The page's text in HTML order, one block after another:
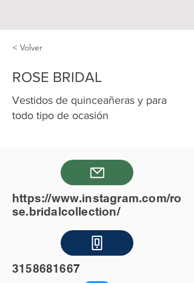
< Volver
ROSE BRIDAL
Vestidos de quinceañeras y para
todo tipo de ocasión
https://www.instagram.com/ro
se.bridalcollection/
3158681667